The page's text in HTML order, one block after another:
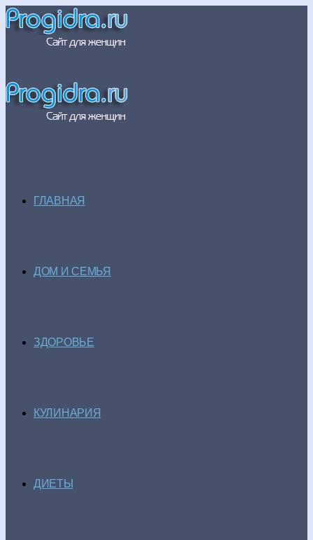
ГЛАВНАЯ
ДОМ И СЕМЬЯ
ЗДОРОВЬЕ
КУЛИНАРИЯ
ДИЕТЫ